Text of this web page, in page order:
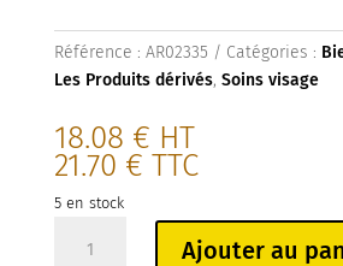
Référence : AR02335 Catégories :
Les Produits dérivés, Soins visage
18.08 € HT
21.70 € TTC
5 en stock
Ajouter au